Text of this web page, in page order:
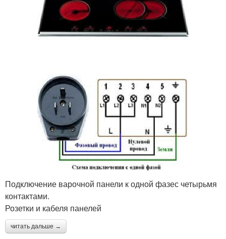
Подключение варочной панели к одной фазес четырьмя
контактами.
Розетки и кабеля панелей
читать дальше →